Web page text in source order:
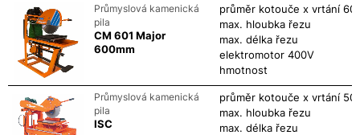
Průmyslová kamenická
pila
CM 601 Major
600mm
průměr kotouče x vrtání
max. hloubka řezu
max. délka řezu
elektromotor 400V
hmotnost
Průmyslová kamenická
pila
ISC
průměr kotouče x vrtání
max. hloubka řezu
max. délka řezu